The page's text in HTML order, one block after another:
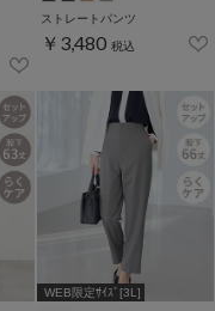
ストレートパンツ
￥3,480 税込
WEB限定ｻｲｽﾞ[3L]